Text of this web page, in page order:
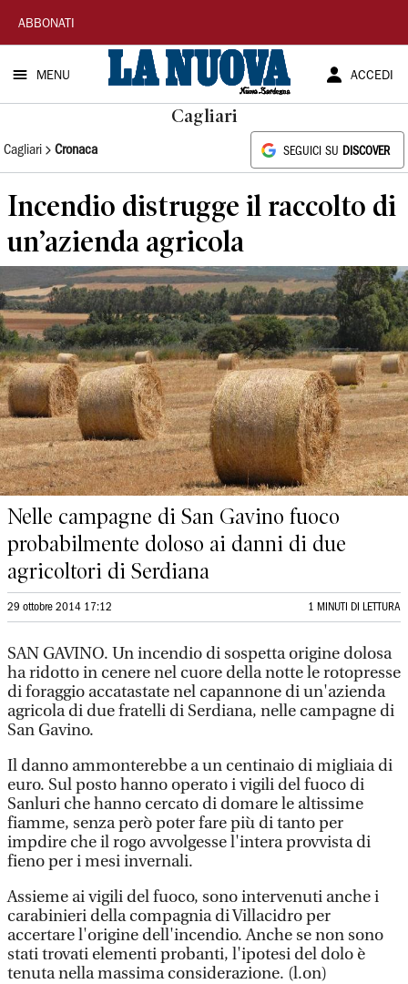
La
Nuova
Sardegna
ABBONATI
MENU ACCEDI
Cagliari
Cagliari Cronaca SEGUICI SU DISCOVER
Incendio distrugge il raccolto di
un’azienda agricola
Nelle campagne di San Gavino fuoco
probabilmente doloso ai danni di due
agricoltori di Serdiana
29 ottobre 2014 17:12 1 MINUTI DI LETTURA
SAN GAVINO. Un incendio di sospetta origine dolosa
ha ridotto in cenere nel cuore della notte le rotopresse
di foraggio accatastate nel capannone di un'azienda
agricola di due fratelli di Serdiana, nelle campagne di
San Gavino.
Il danno ammonterebbe a un centinaio di migliaia di
euro. Sul posto hanno operato i vigili del fuoco di
Sanluri che hanno cercato di domare le altissime
fiamme, senza però poter fare più di tanto per
impdire che il rogo avvolgesse l'intera provvista di
fieno per i mesi invernali.
Assieme ai vigili del fuoco, sono intervenuti anche i
carabinieri della compagnia di Villacidro per
accertare l'origine dell'incendio. Anche se non sono
stati trovati elementi probanti, l'ipotesi del dolo è
tenuta nella massima considerazione. (l.on)